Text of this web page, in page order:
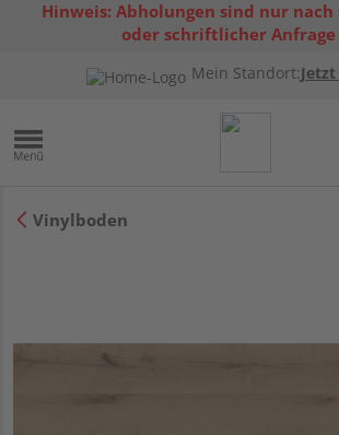
Hinweis: Abholungen sind nur
oder schriftlicher
Mein Standort:
Vinylboden